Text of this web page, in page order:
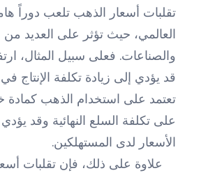
تقلبات أسعار الذهب تلعب دوراً
العالمي، حيث تؤثر على العديد
والصناعات. فعلى سبيل المثال،
قد يؤدي إلى زيادة تكلفة الإنتاج
تعتمد على استخدام الذهب كمادة
على تكلفة السلع النهائية وقد
الأسعار لدى المستهلكين.
علاوة على ذلك، فإن تقلبات